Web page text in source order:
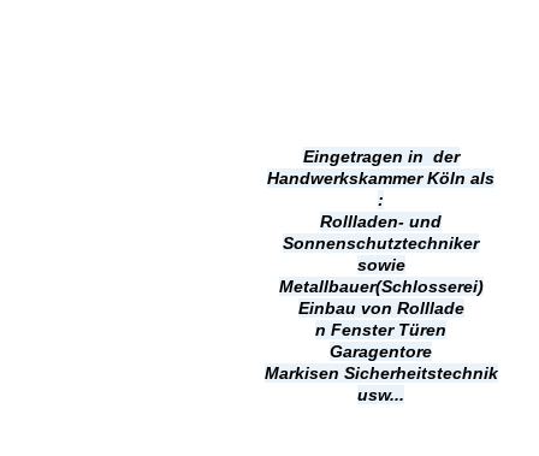
Eingetragen in der
Handwerkskammer Köln als
:
Rollladen- und
Sonnenschutztechniker
sowie
Metallbauer(Schlosserei)
Einbau von Rolllade
nFenster Türen
Garagentore
Markisen Sicherheitstechnik
usw...